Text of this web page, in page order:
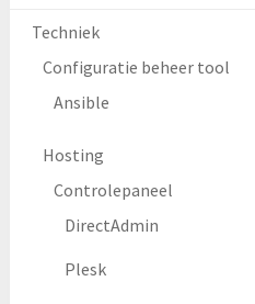
Techniek
Configuratie beheer tool
Ansible
Hosting
Controlepaneel
DirectAdmin
Plesk